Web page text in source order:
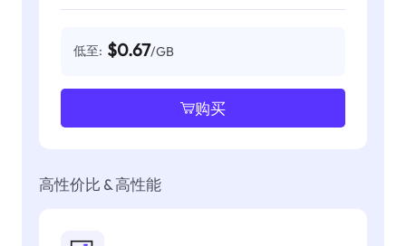
低至: $0.67/GB
购买
高性价比 & 高性能